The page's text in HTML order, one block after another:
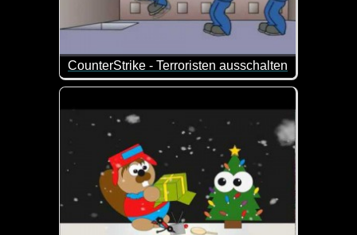
CounterStrike - Terroristen ausschalten
Comic-Video, bei dem Du in einem Ballerspiel